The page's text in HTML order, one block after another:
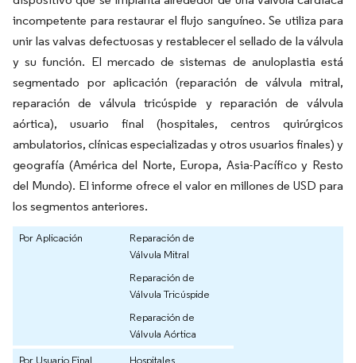
incompetente para restaurar el flujo sanguíneo. Se utiliza para
unir las valvas defectuosas y restablecer el sellado de la válvula
y su función. El mercado de sistemas de anuloplastia está
segmentado por aplicación (reparación de válvula mitral,
reparación de válvula tricúspide y reparación de válvula
aórtica), usuario final (hospitales, centros quirúrgicos
ambulatorios, clínicas especializadas y otros usuarios finales) y
geografía (América del Norte, Europa, Asia-Pacífico y Resto
del Mundo). El informe ofrece el valor en millones de USD para
los segmentos anteriores.
Por Aplicación
Reparación de
Válvula Mitral
Reparación de
Válvula Tricúspide
Reparación de
Válvula Aórtica
Por Usuario Final
Hospitales